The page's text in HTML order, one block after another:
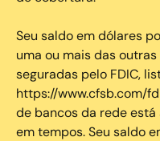
Seu saldo em dólares
uma ou mais das
seguradas pelo FDIC,
https://www.cfsb.com/
de bancos da rede
em tempos. Seu saldo